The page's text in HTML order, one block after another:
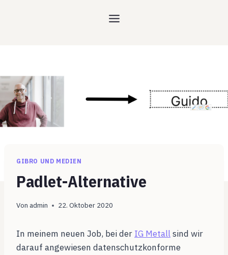
GIBRO UND MEDIEN
Padlet-Alternative
Von admin 22. Oktober 2020
In meinem neuen Job, bei der IG Metallsind wir
darauf angewiesen datenschutzkonforme